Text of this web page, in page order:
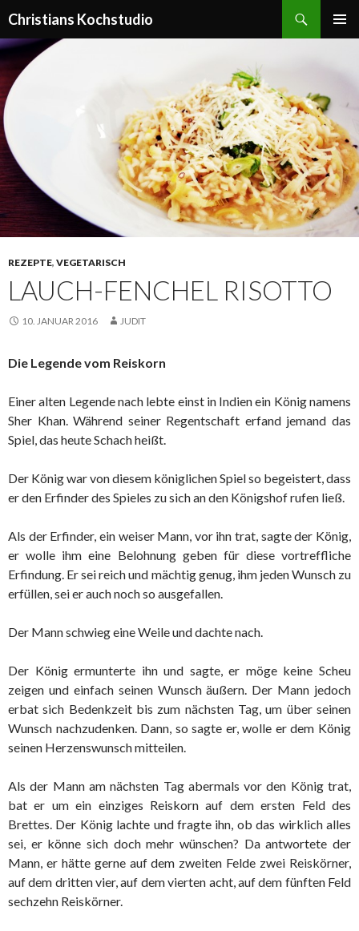
Christians Kochstudio
INHALT
SPRINGEN
REZEPTE, VEGETARISCH
LAUCH-FENCHEL RISOTTO
10. JANUAR 2016 JUDIT
Die Legende vom Reiskorn
Einer alten Legende nach lebte einst in Indien ein König namens
Sher Khan. Während seiner Regentschaft erfand jemand das
Spiel, das heute Schach heißt.
Der König war von diesem königlichen Spiel so begeistert, dass
er den Erfinder des Spieles zu sich an den Königshof rufen ließ.
Als der Erfinder, ein weiser Mann, vor ihn trat, sagte der König,
er wolle ihm eine Belohnung geben für diese vortreffliche
Erfindung. Er sei reich und mächtig genug, ihm jeden Wunsch zu
erfüllen, sei er auch noch so ausgefallen.
Der Mann schwieg eine Weile und dachte nach.
Der König ermunterte ihn und sagte, er möge keine Scheu
zeigen und einfach seinen Wunsch äußern. Der Mann jedoch
erbat sich Bedenkzeit bis zum nächsten Tag, um über seinen
Wunsch nachzudenken. Dann, so sagte er, wolle er dem König
seinen Herzenswunsch mitteilen.
Als der Mann am nächsten Tag abermals vor den König trat,
bat er um ein einziges Reiskorn auf dem ersten Feld des
Brettes. Der König lachte und fragte ihn, ob das wirklich alles
sei, er könne sich doch mehr wünschen? Da antwortete der
Mann, er hätte gerne auf dem zweiten Felde zwei Reiskörner,
auf dem dritten vier, auf dem vierten acht, auf dem fünften Feld
sechzehn Reiskörner.